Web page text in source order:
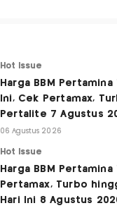
Hot Issue
Harga BBM Pertamina
Ini, Cek Pertamax,
Pertalite 7 Agustus
06 Agustus 2026
Hot Issue
Harga BBM
Pertamax, Turbo
Hari Ini 8 Agustus